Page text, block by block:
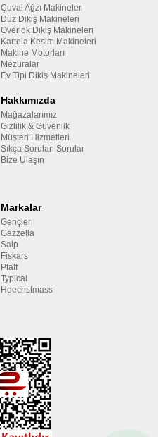
Çuval Ağzı Makineler
Düz Dikiş Makineleri
Overlok Dikiş Makineleri
Kartela Kesim Makineleri
Makine Motorları
Mezuralar
Ev Tipi Dikiş Makineleri
Hakkımızda
Mağazalarımız
Gizlilik & Güvenlik
Müşteri Hizmetleri
Sıkça Sorulan Sorular
Bize Ulaşın
Markalar
Gençler
Gazzella
Saip
Fiskars
Pfaff
Typical
Hoechstmass